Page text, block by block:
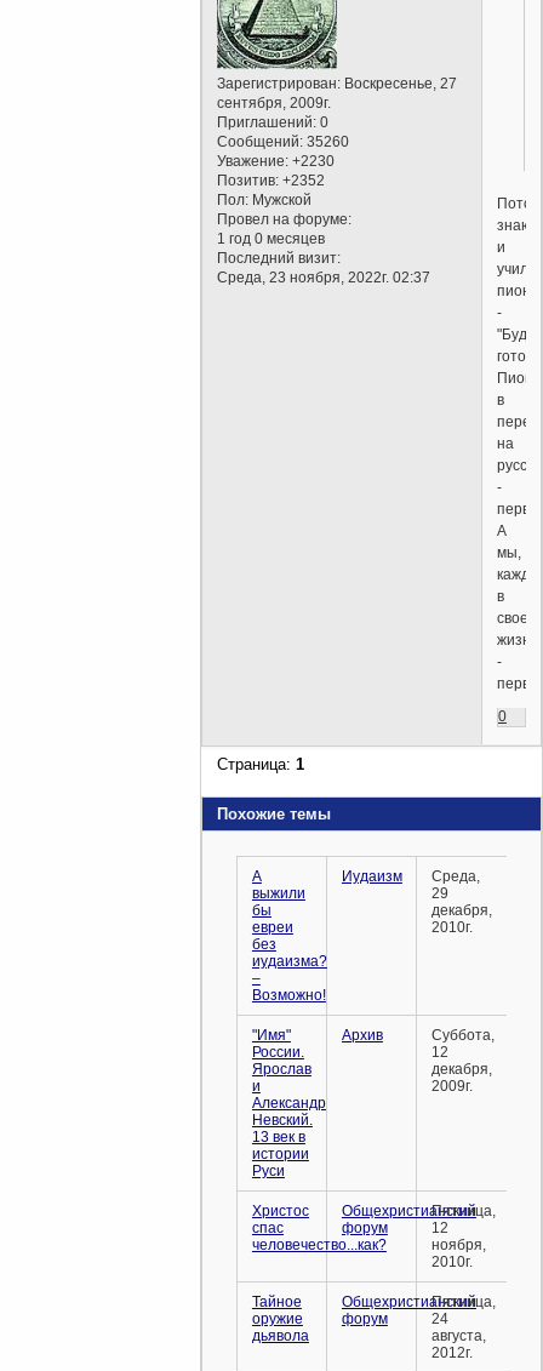
Зарегистрирован: Воскресенье, 27
сентября, 2009г.
Приглашений: 0
Сообщений: 35260
Уважение: +2230
Позитив: +2352
Пол: Мужской
Провел на форуме:
1 год 0 месяцев
Последний визит:
Среда, 23 ноября, 2022г. 02:37
и
учили
-
"Будь
в
на
-
А
мы,
в
своей
жизни,
-
0
Страница:1
Похожие темы
А
выжили
бы
евреи
без
иудаизма?
–
Возможно!
Иудаизм
Среда,
29
декабря,
2010г.
"Имя"
России.
Ярослав
и
Александр
Невский.
13 век в
истории
Руси
Архив
Суббота,
12
декабря,
2009г.
Христос
спас
человечество...как?
Общехристианский
форум
Пятница,
12
ноября,
2010г.
Тайное
оружие
дьявола
Общехристианский
форум
Пятница,
24
августа,
2012г.